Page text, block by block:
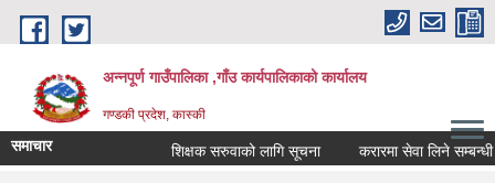
Skip to main content
अन्नपूर्ण गाउँपालिका ,गाँउ कार्यपालिकाको कार्यालय
गण्डकी प्रदेश, कास्की
समाचार शिक्षक सरुवाको लागि सूचना करारमा सेवा लिने सम्बन्धी